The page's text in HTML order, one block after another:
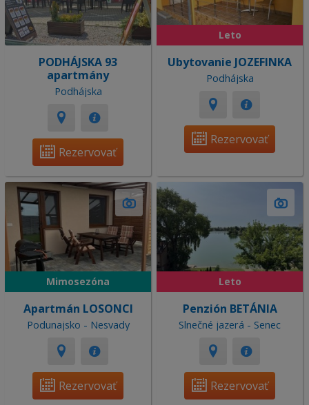
PODHÁJSKA 93
apartmány
Podhájska
Rezervovať
Leto
Ubytovanie JOZEFINKA
Podhájska
Rezervovať
Mimosezóna
Apartmán LOSONCI
Podunajsko - Nesvady
Rezervovať
Leto
Penzión BETÁNIA
Slnečné jazerá - Senec
Rezervovať